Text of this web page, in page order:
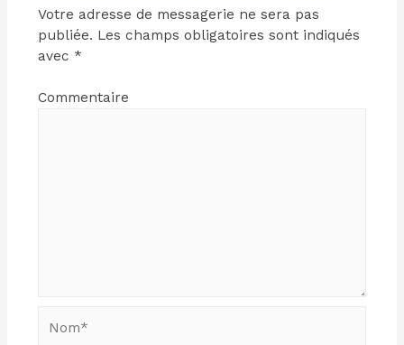
Votre adresse de messagerie ne sera pas
publiée. Les champs obligatoires sont indiqués
avec *
Commentaire